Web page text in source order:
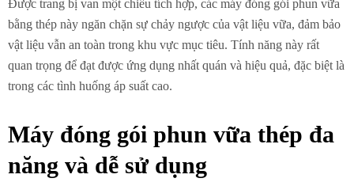
Được trang bị van một chiều tích hợp, các máy đóng gói phun vữa
bằng thép này ngăn chặn sự chảy ngược của vật liệu vữa, đảm bảo
vật liệu vẫn an toàn trong khu vực mục tiêu. Tính năng này rất
quan trọng để đạt được ứng dụng nhất quán và hiệu quả, đặc biệt là
trong các tình huống áp suất cao.
Máy đóng gói phun vữa thép đa
năng và dễ sử dụng